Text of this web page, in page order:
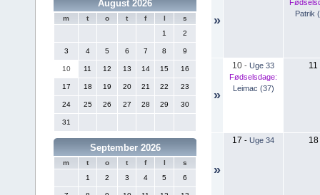
August 2026
m t o t f l
s
1
2
3 4 5 6 7 8 9
10 11 12 13 14 15 16
17 18 19 20 21 22 23
24 25 26 27 28 29 30
31
September 2026
m t o t f l
s
1
2 3 4 5 6
»
Patrik
»
10 - Uge 33
Fødselsdage:
Leimac (37)
11
»
17 - Uge 34 18